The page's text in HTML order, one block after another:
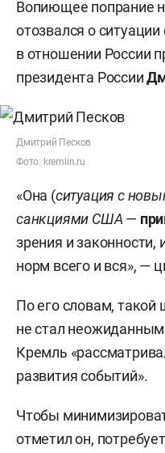
Вопиющее попрание
отозвался о
в отношении России
президента России
Дмитрий Песков
Фото: kremlin.ru
«Она (ситуация с
санкциями США —
зрения и законности,
норм всего и вся», —
По его словам, такой
не стал
Кремль
развития событий».
Чтобы
отметил он,